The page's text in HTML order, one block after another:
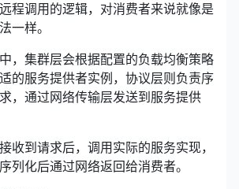
程调用的逻辑，对消费者来说就像是
一样。
，集群层会根据配置的负载均衡策略
的服务提供者实例，协议层则负责序
，通过网络传输层发送到服务提供
收到请求后，调用实际的服务实现，
列化后通过网络返回给消费者。